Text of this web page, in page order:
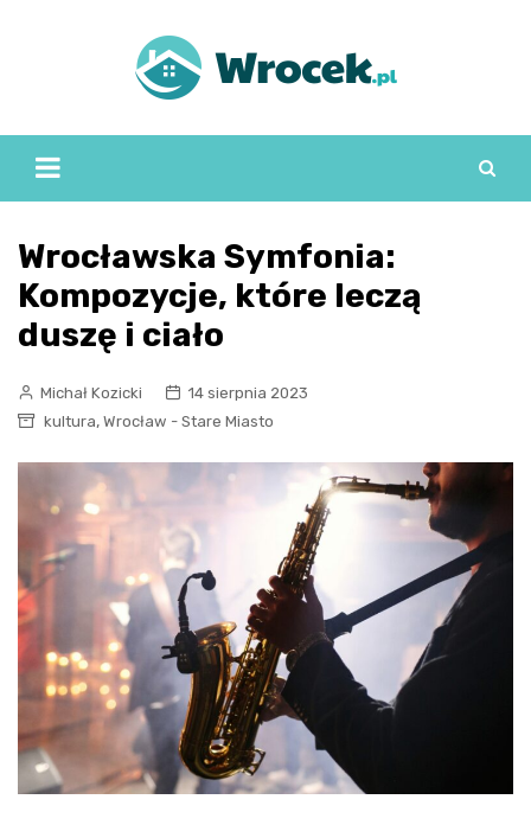
Wrocławska Symfonia:
Kompozycje, które leczą
duszę i ciało
Michał Kozicki
14 sierpnia 2023
kultura, Wrocław - Stare Miasto